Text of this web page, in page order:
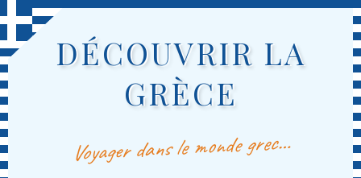
DÉCOUVRIR LA
GRÈCE
Voyager dans le monde grec…